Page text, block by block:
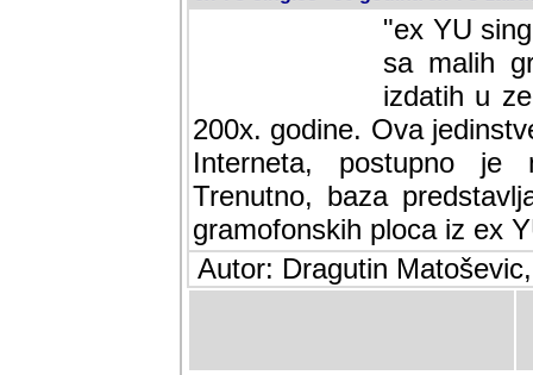
"ex YU
sa malih
izdatih u
200x. godine. Ova
Interneta, postupno je
baza predstavlja
ploca iz ex YU.
Autor: Dragutin